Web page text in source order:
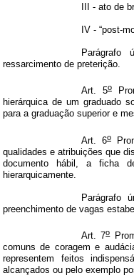
III - ato de
IV - “post-
ressarcimento de preterição.
Art. 5o
hierárquica de um graduado
para a graduação superior e
Art. 6o
qualidades e atribuições que
documento hábil, a ficha
hierarquicamente.
Parágrafo
preenchimento de vagas
Art. 7o
comuns de coragem e
representem feitos
alcançados ou pelo exemplo